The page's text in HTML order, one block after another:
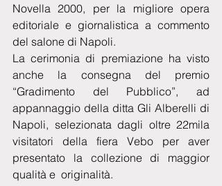
Novella 2000, per la migliore opera
editoriale e giornalistica a commento
del salone di Napoli.
La cerimonia di premiazione ha visto
anche la consegna del premio
“Gradimento del Pubblico”, ad
appannaggio della ditta Gli Alberelli di
Napoli, selezionata dagli oltre 22mila
visitatori della fiera Vebo per aver
presentato la collezione di maggior
qualità e  originalità.